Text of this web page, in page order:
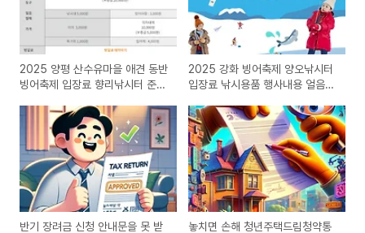
2025 양평 산수유마을 애견 동반
빙어축제 입장료 향리낚시터 준비
2025 강화 빙어축제 양오낚시터
입장료 낚시용품 행사내용 얼음낚
반기 장려금 신청 안내문을 못 받
놓치면 손해 청년주택드림청약통